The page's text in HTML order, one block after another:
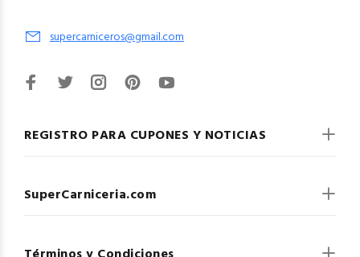
supercarniceros@gmail.com
REGISTRO PARA CUPONES Y NOTICIAS
SuperCarniceria.com